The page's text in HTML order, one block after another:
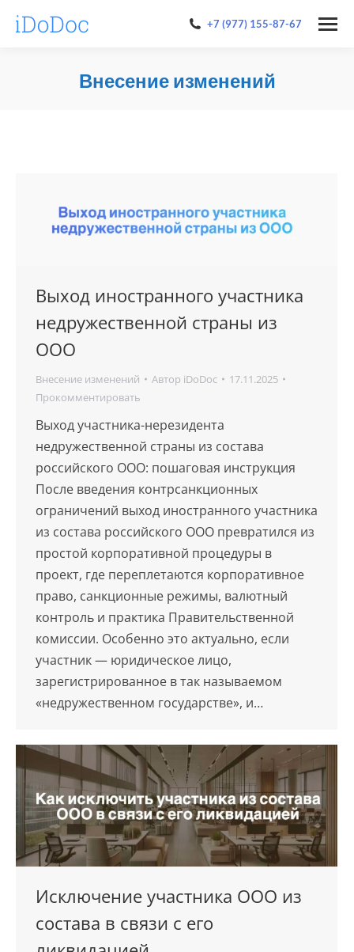
+7 (977) 155-87-67
Внесение изменений
Выход иностранного участника
недружественной страны из
ООО
Внесение изменений Автор iDoDoc
17.11.2025
Прокомментировать
Выход участника-нерезидента
недружественной страны из состава
российского ООО: пошаговая инструкция
После введения контрсанкционных
ограничений выход иностранного участника
из состава российского ООО превратился из
простой корпоративной процедуры в
проект, где переплетаются корпоративное
право, санкционные режимы, валютный
контроль и практика Правительственной
комиссии. Особенно это актуально, если
участник — юридическое лицо,
зарегистрированное в так называемом
«недружественном государстве», и…
Исключение участника ООО из
состава в связи с его